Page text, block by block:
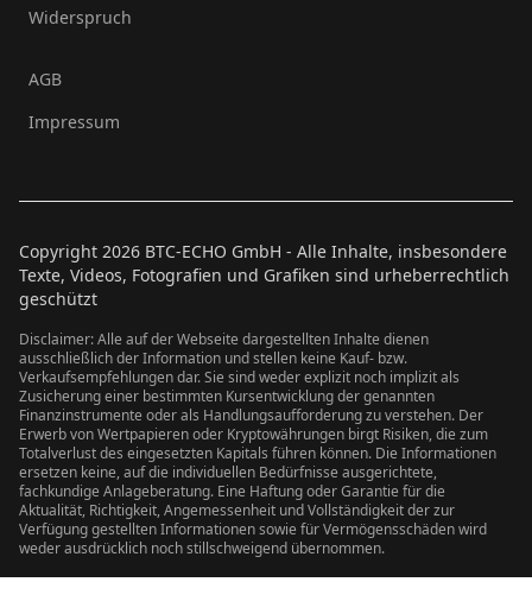
Widerspruch
AGB
Impressum
Copyright 2026 BTC-ECHO GmbH - Alle Inhalte, insbesondere
Texte, Videos, Fotografien und Grafiken sind urheberrechtlich
geschützt
Disclaimer: Alle auf der Webseite dargestellten Inhalte dienen
ausschließlich der Information und stellen keine Kauf- bzw.
Verkaufsempfehlungen dar. Sie sind weder explizit noch implizit als
Zusicherung einer bestimmten Kursentwicklung der genannten
Finanzinstrumente oder als Handlungsaufforderung zu verstehen. Der
Erwerb von Wertpapieren oder Kryptowährungen birgt Risiken, die zum
Totalverlust des eingesetzten Kapitals führen können. Die Informationen
ersetzen keine, auf die individuellen Bedürfnisse ausgerichtete,
fachkundige Anlageberatung. Eine Haftung oder Garantie für die
Aktualität, Richtigkeit, Angemessenheit und Vollständigkeit der zur
Verfügung gestellten Informationen sowie für Vermögensschäden wird
weder ausdrücklich noch stillschweigend übernommen.